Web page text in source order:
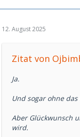
12. August 2025
Zitat von
Ja.
Und sogar ohne
Aber Glückwunsch
wird.